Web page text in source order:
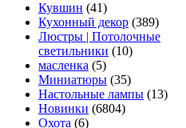
Кувшин (41)
Кухонный декор (389)
Люстры | Потолочные
светильники (10)
масленка (5)
Миниатюры (35)
Настольные лампы (13)
Новинки (6804)
Охота (6)